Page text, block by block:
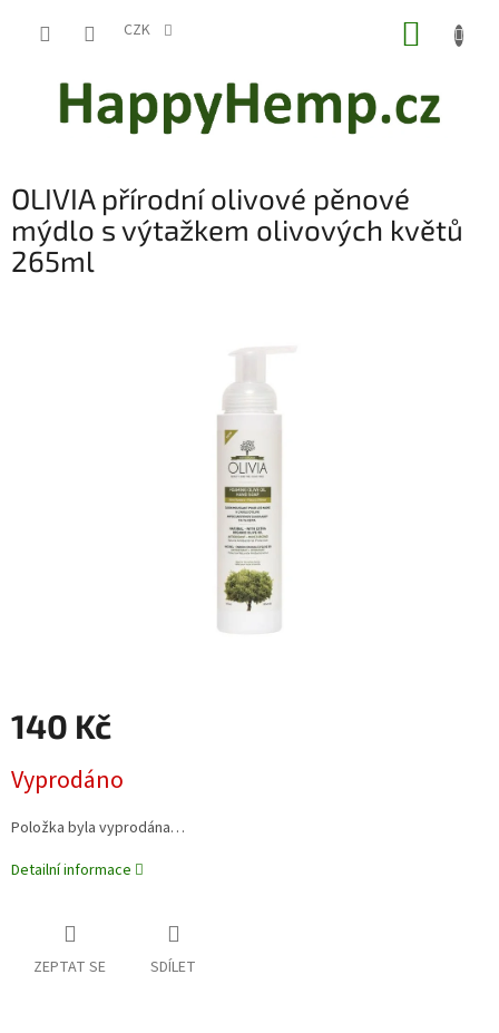
CZK
OLIVIA přírodní olivové pěnové
mýdlo s výtažkem olivových květů
265ml
140 Kč
cena:
Vyprodáno
Položka byla vyprodána…
Detailní informace
ZEPTAT SE SDÍLET